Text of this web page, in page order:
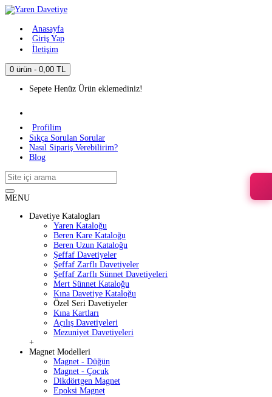
Anasayfa
Giriş Yap
İletişim
0 ürün - 0,00 TL
Sepete Henüz Ürün eklemediniz!
Profilim
Sıkça Sorulan Sorular
Nasıl Sipariş Verebilirim?
Blog
MENU
Davetiye Katalogları
Yaren Kataloğu
Beren Kare Kataloğu
Beren Uzun Kataloğu
Şeffaf Davetiyeler
Şeffaf Zarflı Davetiyeler
Şeffaf Zarflı Sünnet Davetiyeleri
Mert Sünnet Kataloğu
Kına Davetiye Kataloğu
Özel Seri Davetiyeler
Kına Kartları
Açılış Davetiyeleri
Mezuniyet Davetiyeleri
+
Magnet Modelleri
Magnet - Düğün
Magnet - Çocuk
Dikdörtgen Magnet
Epoksi Magnet